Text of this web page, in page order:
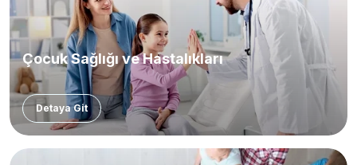
Çocuk Sağlığı ve Hastalıkları
Detaya Git